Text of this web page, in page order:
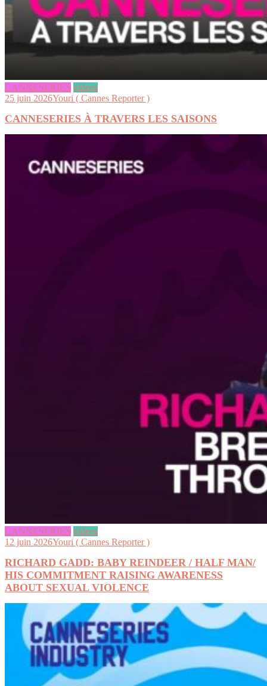
CANNESERIES videos
25 juin 2026Youri ( Cannes Reporter )
CANNESERIES À TRAVERS LES SAISONS
CANNESERIES videos
12 juin 2026Youri ( Cannes Reporter )
RICHARD GADD: BABY REINDEER / HALF MAN/
HIS COMMITMENT RAISING AWARENESS
ABOUT SEXUAL VIOLENCE